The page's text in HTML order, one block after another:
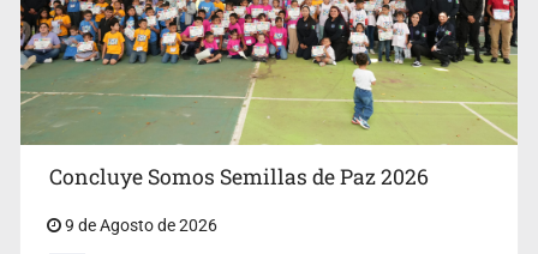
Concluye Somos Semillas de Paz 2026
9 de Agosto de 2026